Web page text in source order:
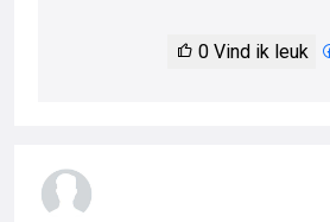
0 Vind ik leuk